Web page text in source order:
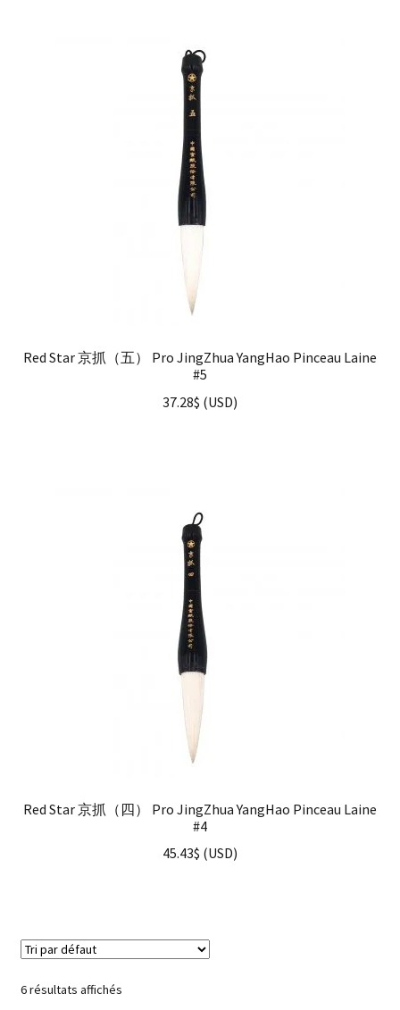
Red Star 京抓（五） Pro JingZhua YangHao Pinceau Laine
#5
37.28$ (USD)
Red Star 京抓（四） Pro JingZhua YangHao Pinceau Laine
#4
45.43$ (USD)
6 résultats affichés